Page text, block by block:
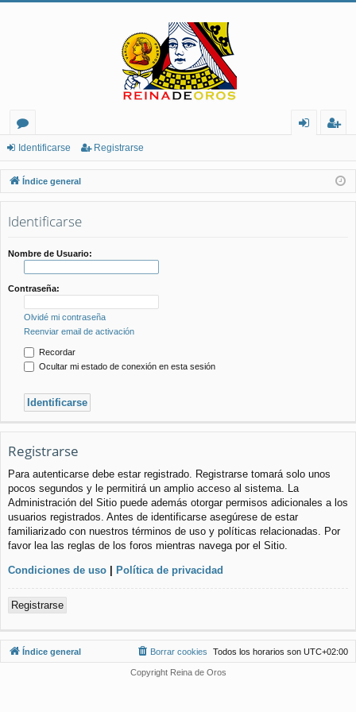
or
os
nt
ifi
ist
ra
Identificarse Registrarse
Índice general
Identificarse
Nombre de Usuario:
Contraseña:
Olvidé mi contraseña
Reenviar email de activación
Recordar
Ocultar mi estado de conexión en esta sesión
Registrarse
Para autenticarse debe estar registrado. Registrarse tomará solo unos
pocos segundos y le permitirá un amplio acceso al sistema. La
Administración del Sitio puede además otorgar permisos adicionales a los
usuarios registrados. Antes de identificarse asegúrese de estar
familiarizado con nuestros términos de uso y políticas relacionadas. Por
favor lea las reglas de los foros mientras navega por el Sitio.
Condiciones de uso | Política de privacidad
Registrarse
Índice general Todos los horarios son UTC+02:00
Borrar cookies
Copyright Reina de Oros